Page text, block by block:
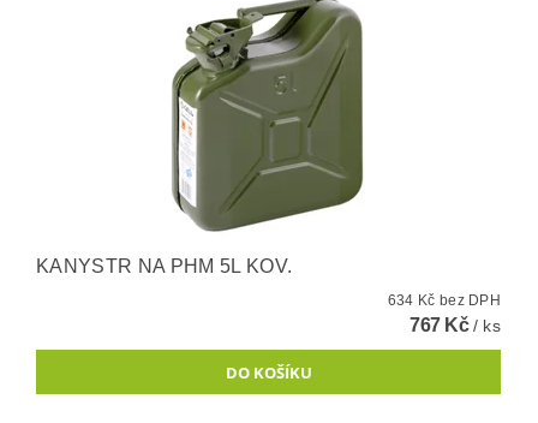
KANYSTR NA PHM 5L KOV.
634 Kč bez DPH
767 Kč/ ks